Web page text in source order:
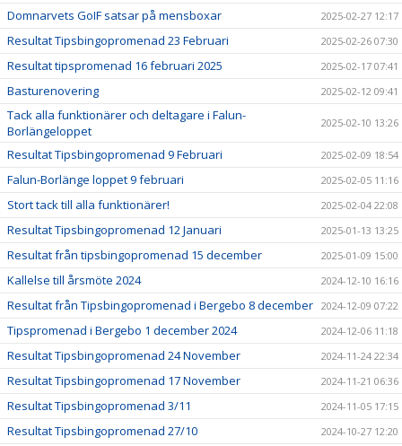
Domnarvets GoIF satsar på mensboxar 2025-02-27 12:17
Resultat Tipsbingopromenad 23 Februari 2025-02-26 07:30
Resultat tipspromenad 16 februari 2025 2025-02-17 07:41
Basturenovering 2025-02-12 09:41
Tack alla funktionärer och deltagare i Falun-
Borlängeloppet
2025-02-10 13:26
Resultat Tipsbingopromenad 9 Februari 2025-02-09 18:54
Falun-Borlänge loppet 9 februari 2025-02-05 11:16
Stort tack till alla funktionärer! 2025-02-04 22:08
Resultat Tipsbingopromenad 12 Januari 2025-01-13 13:25
Resultat från tipsbingopromenad 15 december 2025-01-09 15:00
Kallelse till årsmöte 2024 2024-12-10 16:16
Resultat från Tipsbingopromenad i Bergebo 8 december 2024-12-09 07:22
Tipspromenad i Bergebo 1 december 2024 2024-12-06 11:18
Resultat Tipsbingopromenad 24 November 2024-11-24 22:34
Resultat Tipsbingopromenad 17 November 2024-11-21 06:36
Resultat Tipsbingopromenad 3/11 2024-11-05 17:15
Resultat Tipsbingopromenad 27/10 2024-10-27 12:20